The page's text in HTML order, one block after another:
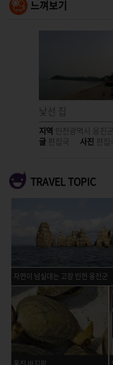
느껴보기
낯선 집
지역 인천광역시 옹진군
글 편집국 사진 편집
TRAVEL TOPIC
자연이 넘실대는 고장 인천 옹진군